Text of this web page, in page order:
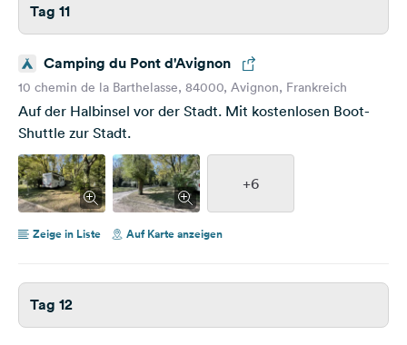
Tag 11
Camping du Pont d'Avignon
10 chemin de la Barthelasse, 84000, Avignon, Frankreich
Auf der Halbinsel vor der Stadt. Mit kostenlosen Boot-
Shuttle zur Stadt.
+6
Zeige in Liste Auf Karte anzeigen
Tag 12